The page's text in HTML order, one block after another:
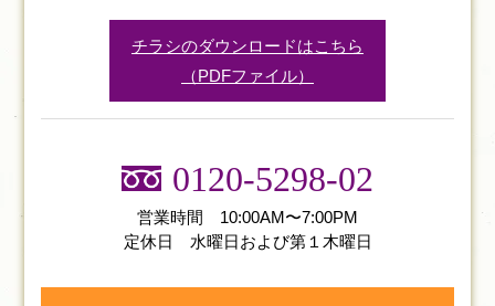
チラシのダウンロードはこちら
（PDFファイル）
0120-5298-02
営業時間 10:00AM〜7:00PM
定休日 水曜日および第１木曜日